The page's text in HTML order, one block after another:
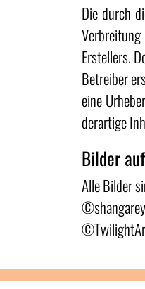
Die durch
Erstellers.
Betreiber
eine
derartige
Bilder
Alle Bilder